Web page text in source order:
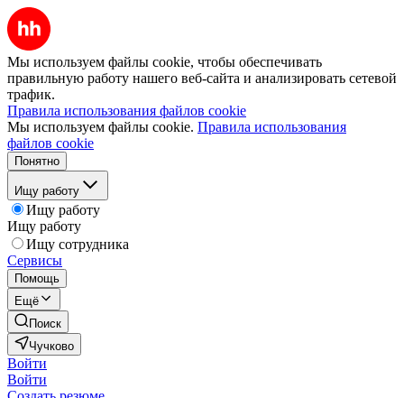
Мы используем файлы cookie, чтобы обеспечивать
правильную работу нашего веб-сайта и анализировать сетевой
трафик.
Правила использования файлов cookie
Мы используем файлы cookie. Правила использования
файлов cookie
Понятно
Ищу работу
Ищу работу
Ищу работу
Ищу сотрудника
Сервисы
Помощь
Ещё
Поиск
Чучково
Войти
Войти